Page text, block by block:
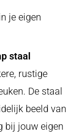
je eigen
staal
rustige
De staal
beeld van
bij jouw eigen